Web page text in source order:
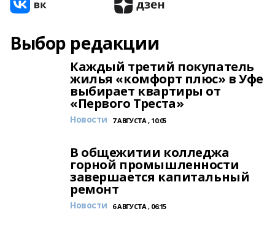
Выбор редакции
Каждый третий покупатель
жилья «комфорт плюс» в Уфе
выбирает квартиры от
«Первого Треста»
Новости 7 АВГУСТА , 10:05
В общежитии колледжа
горной промышленности
завершается капитальный
ремонт
Новости 6 АВГУСТА , 06:15